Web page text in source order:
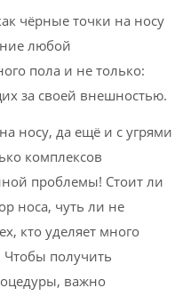
чёрные точки на носу
любой
пола и не только:
за своей внешностью.
носу, да ещё и с угрями
комплексов
проблемы! Стоит ли
носа, чуть ли не
кто уделяет много
получить
важно